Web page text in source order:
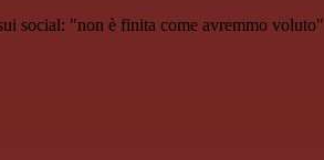
social: "non è finita come avremmo voluto"